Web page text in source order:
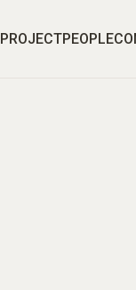
PROJECTPEOPLE